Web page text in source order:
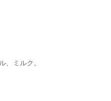
、ミルク。